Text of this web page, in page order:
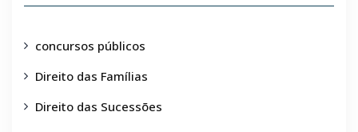
concursos públicos
Direito das Famílias
Direito das Sucessões